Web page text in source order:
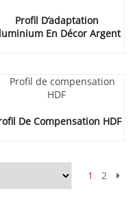
Profil D’adaptation
En Décor Argent
De Compensation HDF
1 2